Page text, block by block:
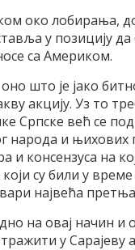
око лобирања,
у позицију
са Америком.
што је јако
акцију. Уз то
Српске већ се
народа и
и консензуса на
који су били у
највећа
на овај начин
у Сарајеву